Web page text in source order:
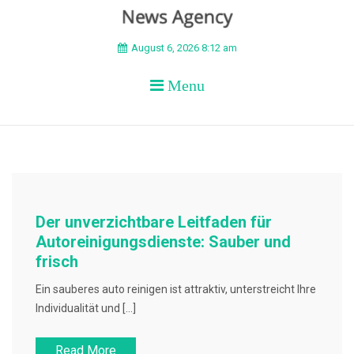
BEYOND APEX
August 6, 2026 8:12 am
Menu
Der unverzichtbare Leitfaden für
Autoreinigungsdienste: Sauber und
frisch
Ein sauberes auto reinigen ist attraktiv, unterstreicht Ihre
Individualität und […]
Read More